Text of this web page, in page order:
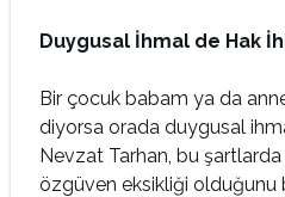
Duygusal İhmal de Hak
Bir çocuk babam ya da
diyorsa orada duygusal
Nevzat Tarhan, bu
özgüven eksikliği olduğunu